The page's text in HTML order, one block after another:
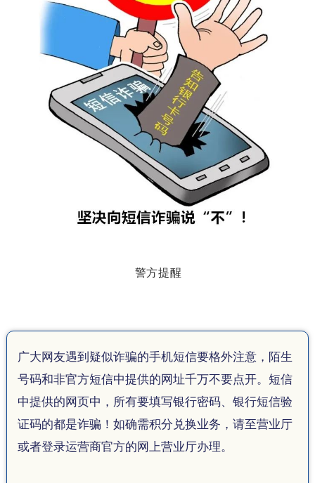
警方提醒
广大网友遇到疑似诈骗的手机短信要格外注意，陌生
号码和非官方短信中提供的网址千万不要点开。短信
中提供的网页中，所有要填写银行密码、银行短信验
证码的都是诈骗！如确需积分兑换业务，请至营业厅
或者登录运营商官方的网上营业厅办理。